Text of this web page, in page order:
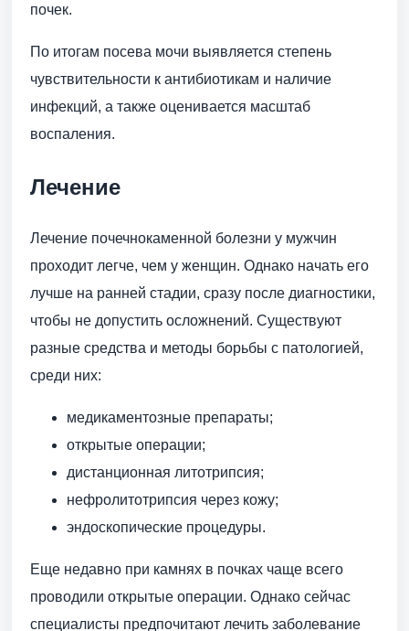
почек.
По итогам посева мочи выявляется степень
чувствительности к антибиотикам и наличие
инфекций, а также оценивается масштаб
воспаления.
Лечение
Лечение почечнокаменной болезни у мужчин
проходит легче, чем у женщин. Однако начать его
лучше на ранней стадии, сразу после диагностики,
чтобы не допустить осложнений. Существуют
разные средства и методы борьбы с патологией,
среди них:
медикаментозные препараты;
открытые операции;
дистанционная литотрипсия;
нефролитотрипсия через кожу;
эндоскопические процедуры.
Еще недавно при камнях в почках чаще всего
проводили открытые операции. Однако сейчас
специалисты предпочитают лечить заболевание